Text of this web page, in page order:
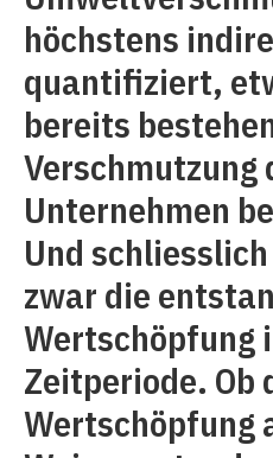
höchstens
quantifiziert,
bereits
Verschmutzung
Unternehmen
Und
zwar die
Wertschöpfung
Zeitperiode. Ob
Wertschöpfung